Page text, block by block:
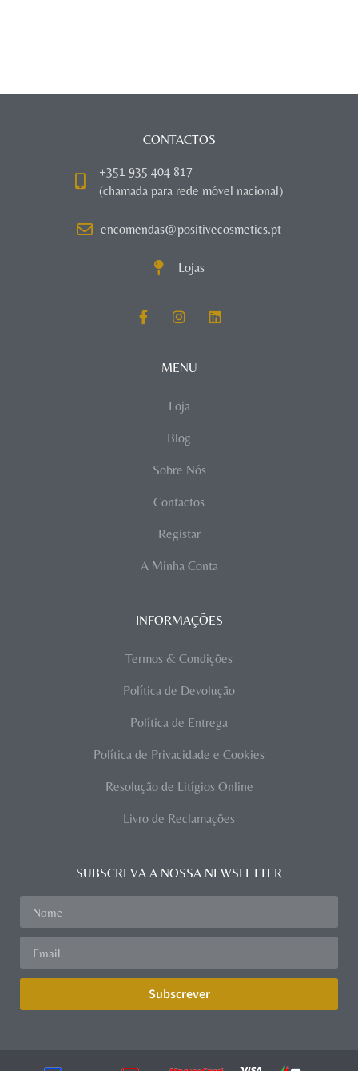
CONTACTOS
+351 935 404 817
(chamada para rede móvel nacional)
encomendas@positivecosmetics.pt
Lojas
MENU
Loja
Blog
Sobre Nós
Contactos
Registar
A Minha Conta
INFORMAÇÕES
Termos & Condições
Política de Devolução
Política de Entrega
Política de Privacidade e Cookies
Resolução de Litígios Online
Livro de Reclamações
SUBSCREVA A NOSSA NEWSLETTER
Subscrever